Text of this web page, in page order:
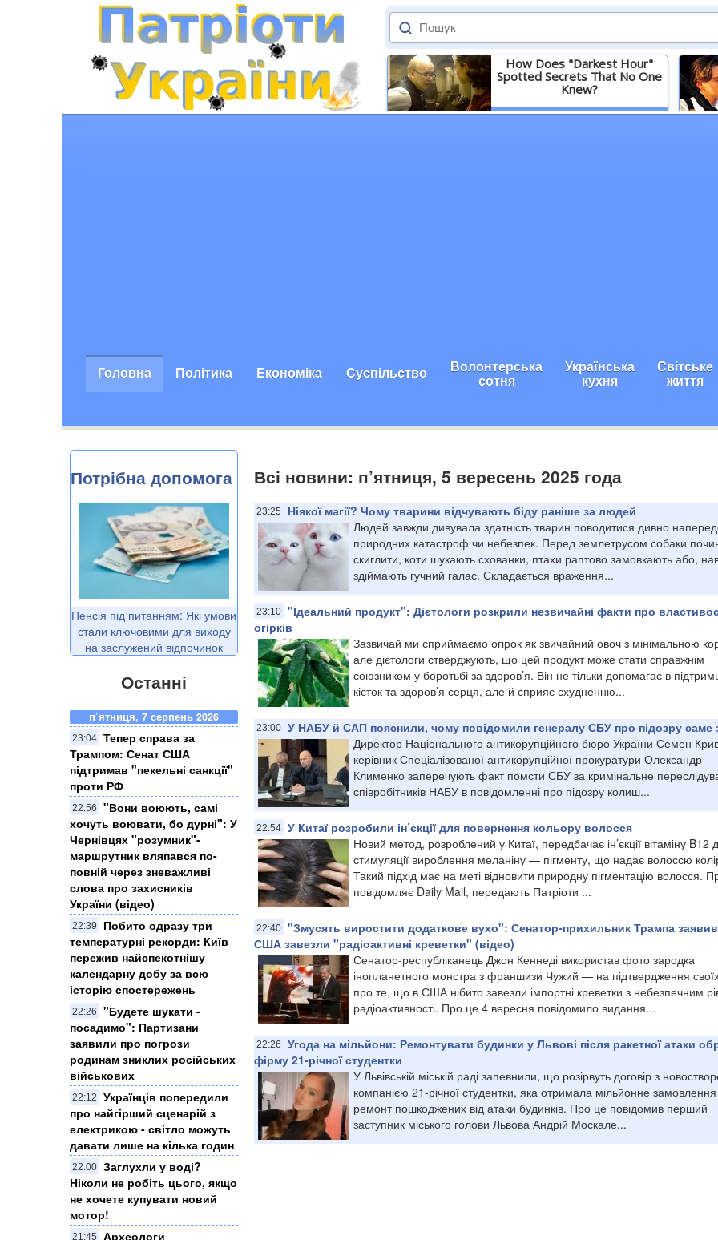
How Does "Darkest Hour"
Spotted Secrets That No One
Knew?
Детальніше
Головна Політика Економіка Суспільство Волонтерська
сотня
Українська
кухня
Світське
життя
Потрібна допомога
Пенсія під питанням: Які умови
стали ключовими для виходу
на заслужений відпочинок
Останні
п’ятниця, 7 серпень 2026
23:04 Тепер справа за
Трампом: Сенат США
підтримав "пекельні санкції"
проти РФ
22:56
​"Вони воюють, самі
хочуть воювати, бо дурні": У
Чернівцях "розумник"-
маршрутник вляпався по-
повній через зневажливі
слова про захисників
України (відео)
22:39
Побито одразу три
температурні рекорди: Київ
пережив найспекотнішу
календарну добу за всю
історію спостережень
22:26
"Будете шукати -
посадимо": Партизани
заявили про погрози
родинам зниклих російських
військових
22:12
Українців попередили
про найгірший сценарій з
електрикою - світло можуть
давати лише на кілька годин
22:00 Заглухли у воді?
Ніколи не робіть цього, якщо
не хочете купувати новий
мотор!
21:45
Археологи
Всі новини: п’ятниця, 5 вересень 2025 года
23:25
Ніякої магії? Чому тварини відчувають біду раніше за людей
Людей завжди дивувала здатність тварин поводитися дивно
природних катастроф чи небезпек. Перед землетрусом собаки
скиглити, коти шукають схованки, птахи раптово замовкають або,
здіймають гучний галас. Складається враження...
23:10 "Ідеальний продукт": Дієтологи розкрили незвичайні факти про
огірків
Зазвичай ми сприймаємо огірок як звичайний овоч з мінімальною
але дієтологи стверджують, що цей продукт може стати справжнім
союзником у боротьбі за здоров’я. Він не тільки допомагає в
кісток та здоров’я серця, але й сприяє схудненню...
23:00 У НАБУ й САП пояснили, чому повідомили генералу СБУ про підозру саме
Директор Національного антикорупційного бюро України Семен
керівник Спеціалізованої антикорупційної прокуратури Олександр
Клименко заперечують факт помсти СБУ за кримінальне
співробітників НАБУ в повідомленні про підозру колиш...
22:54 У Китаї розробили ін’єкції для повернення кольору волосся
Новий метод, розроблений у Китаї, передбачає ін’єкції вітаміну B12
стимуляції вироблення меланіну — пігменту, що надає волоссю
Такий підхід має на меті відновити природну пігментацію волосся.
повідомляє Daily Mail, передають Патріоти ...
22:40 "Змусять виростити додаткове вухо": Сенатор-прихильник Трампа
США завезли "радіоактивні креветки" (відео)
Сенатор-республіканець Джон Кеннеді використав фото зародка
інопланетного монстра з франшизи Чужий — на підтвердження
про те, що в США нібито завезли імпортні креветки з небезпечним
радіоактивності. Про це 4 вересня повідомило видання...
22:26
Угода на мільйони: Ремонтувати будинки у Львові після ракетної атаки
фірму 21-річної студентки
У Львівській міській раді запевнили, що розірвуть договір з
компанією 21-річної студентки, яка отримала мільйонне
ремонт пошкоджених від атаки будинків. Про це повідомив перший
заступник міського голови Львова Андрій Москале...